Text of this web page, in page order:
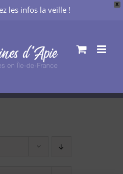
X
les infos la veille !